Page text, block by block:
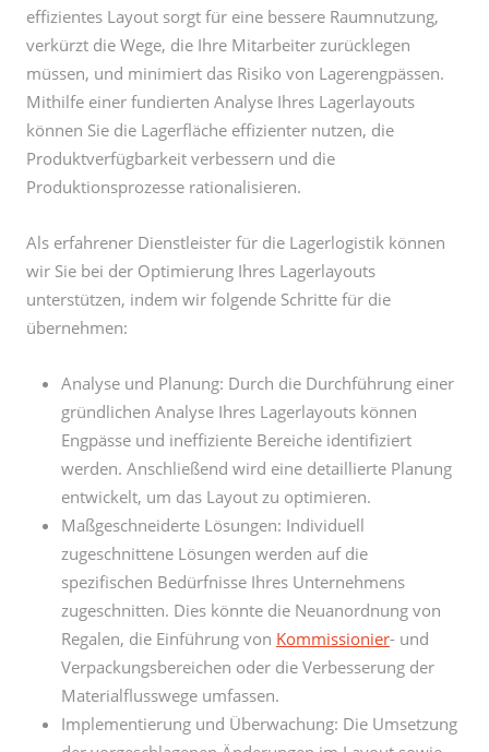
effizientes Layout sorgt für eine bessere Raumnutzung,
verkürzt die Wege, die Ihre Mitarbeiter zurücklegen
müssen, und minimiert das Risiko von Lagerengpässen.
Mithilfe einer fundierten Analyse Ihres Lagerlayouts
können Sie die Lagerfläche effizienter nutzen, die
Produktverfügbarkeit verbessern und die
Produktionsprozesse rationalisieren.
Als erfahrener Dienstleister für die Lagerlogistik können
wir Sie bei der Optimierung Ihres Lagerlayouts
unterstützen, indem wir folgende Schritte für die
übernehmen:
Analyse und Planung: Durch die Durchführung einer
gründlichen Analyse Ihres Lagerlayouts können
Engpässe und ineffiziente Bereiche identifiziert
werden. Anschließend wird eine detaillierte Planung
entwickelt, um das Layout zu optimieren.
Maßgeschneiderte Lösungen: Individuell
zugeschnittene Lösungen werden auf die
spezifischen Bedürfnisse Ihres Unternehmens
zugeschnitten. Dies könnte die Neuanordnung von
Regalen, die Einführung von Kommissionier- und
Verpackungsbereichen oder die Verbesserung der
Materialflusswege umfassen.
Implementierung und Überwachung: Die Umsetzung